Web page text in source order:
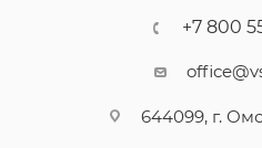
+7 800
644099, г.